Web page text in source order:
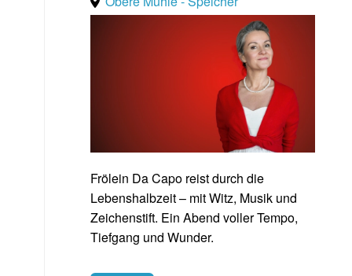
Frölein Da Capo reist durch die
Lebenshalbzeit – mit Witz, Musik und
Zeichenstift. Ein Abend voller Tempo,
Tiefgang und Wunder.